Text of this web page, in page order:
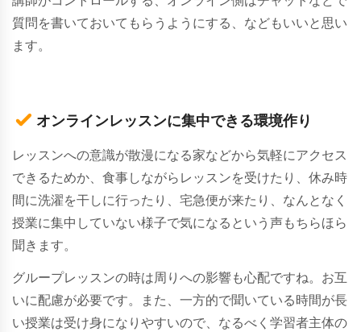
質問を書いておいてもらうようにする、などもいいと思い
ます。
オンラインレッスンに集中できる環境作り
レッスンへの意識が散漫になる家などから気軽にアクセス
できるためか、食事しながらレッスンを受けたり、休み時
間に洗濯を干しに行ったり、宅急便が来たり、なんとなく
授業に集中していない様子で気になるという声もちらほら
聞きます。
グループレッスンの時は周りへの影響も心配ですね。お互
いに配慮が必要です。また、一方的で聞いている時間が長
い授業は受け身になりやすいので、なるべく学習者主体の